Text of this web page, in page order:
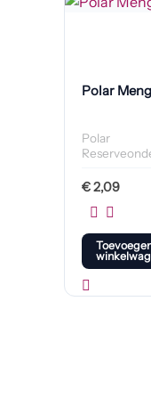
Polar
Polar
€2,09